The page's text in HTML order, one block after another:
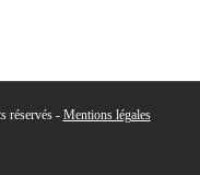
réservés - Mentions légales